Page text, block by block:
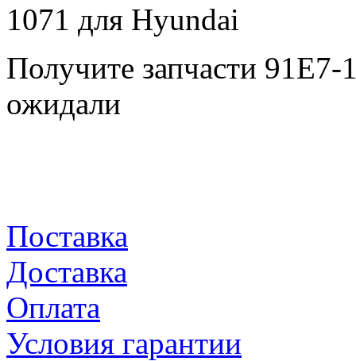
Получите запчасти
ожидали
Поставка
Доставка
Оплата
Условия гарантии